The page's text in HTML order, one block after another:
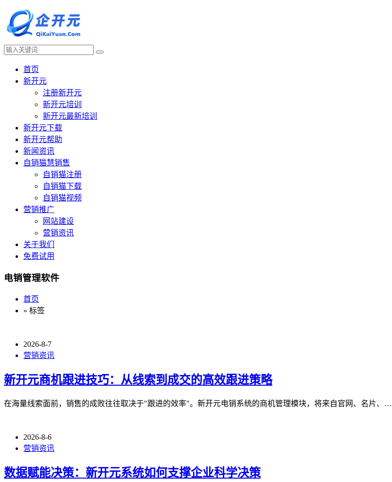
首页
新开元
注册新开元
新开元培训
新开元最新培训
新开元下载
新开元帮助
新闻资讯
自销猫慧销售
自销猫注册
自销猫下载
自销猫视频
营销推广
网站建设
营销资讯
关于我们
免费试用
电销管理软件
首页
» 标签
2026-8-7
营销资讯
新开元商机跟进技巧：从线索到成交的高效跟进策略
在海量线索面前，销售的成败往往取决于"跟进的效率"。新开元电销系统的商机管理模块，将来自官网、名片、…
2026-8-6
营销资讯
数据赋能决策：新开元系统如何支撑企业科学决策